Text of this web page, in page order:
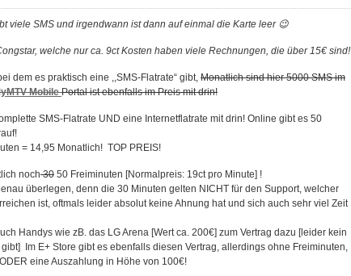
viele SMS und irgendwann ist dann auf einmal die Karte leer 😉
welche nur ca. 9ct Kosten haben viele Rechnungen, die über 15€ sind!
dem es praktisch eine ,,SMS-Flatrate“ gibt, Monatlich sind hier 5000 SMS im
MobilePortal ist ebenfalls im Preis mit drin!
SMS-Flatrate UND eine Internetflatrate mit drin! Online gibt es 50
= 14,95 Monatlich! TOP PREIS!
noch30 50 Freiminuten [Normalpreis: 19ct pro Minute] !
überlegen, denn die 30 Minuten gelten NICHT für den Support, welcher
ist, oftmals leider absolut keine Ahnung hat und sich auch sehr viel Zeit
Handys wie zB. das LG Arena [Wert ca. 200€] zum Vertrag dazu [leider kein
Im E+ Store gibt es ebenfalls diesen Vertrag, allerdings ohne Freiminuten,
eine Auszahlung in Höhe von 100€!